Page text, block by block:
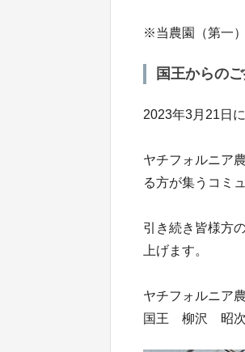
※当農園（第一
国王からの
2023年3月21日
ヤチフォルニア
る方が集うコミ
引き続き皆様方
上げます。
ヤチフォルニア
国王 柳沢 昭次